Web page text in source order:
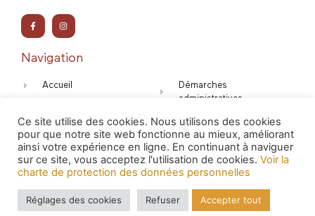
Navigation
Accueil
Agenda - Actus
Horaires mairie
Démarches
administratives
Ecole
Mentions légales
© 2022 TOUT DROITS RESERVES
Ce site utilise des cookies. Nous utilisons des cookies
pour que notre site web fonctionne au mieux, améliorant
ainsi votre expérience en ligne. En continuant à naviguer
sur ce site, vous acceptez l'utilisation de cookies. Voir la
charte de protection des données personnelles
Réglages des cookies Refuser Accepter tout